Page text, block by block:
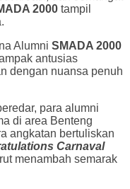
2000 tampil
Alumni SMADA 2000
antusias
dengan nuansa penuh
para alumni
di area Benteng
angkatan bertuliskan
Carnaval
menambah semarak